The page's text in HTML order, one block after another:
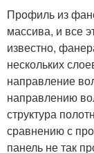
Профиль из
массива, и все
известно,
нескольких
направление
направлению
структура
сравнению с
панель не так